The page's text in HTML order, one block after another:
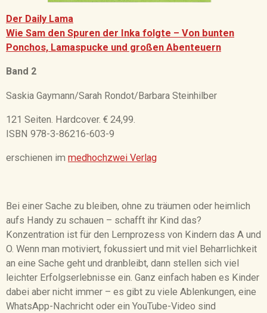
Der Daily Lama
Wie Sam den Spuren der Inka folgte – Von bunten
Ponchos, Lamaspucke und großen Abenteuern
Band 2
Saskia Gaymann/Sarah Rondot/Barbara Steinhilber
121 Seiten. Hardcover. € 24,99.
ISBN 978-3-86216-603-9
erschienen im medhochzwei Verlag
Bei einer Sache zu bleiben, ohne zu träumen oder heimlich
aufs Handy zu schauen – schafft ihr Kind das?
Konzentration ist für den Lernprozess von Kindern das A und
O. Wenn man motiviert, fokussiert und mit viel Beharrlichkeit
an eine Sache geht und dranbleibt, dann stellen sich viel
leichter Erfolgserlebnisse ein. Ganz einfach haben es Kinder
dabei aber nicht immer – es gibt zu viele Ablenkungen, eine
WhatsApp-Nachricht oder ein YouTube-Video sind